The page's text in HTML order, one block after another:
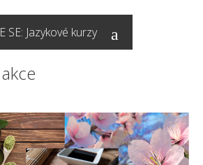
SE: Jazykové kurzy